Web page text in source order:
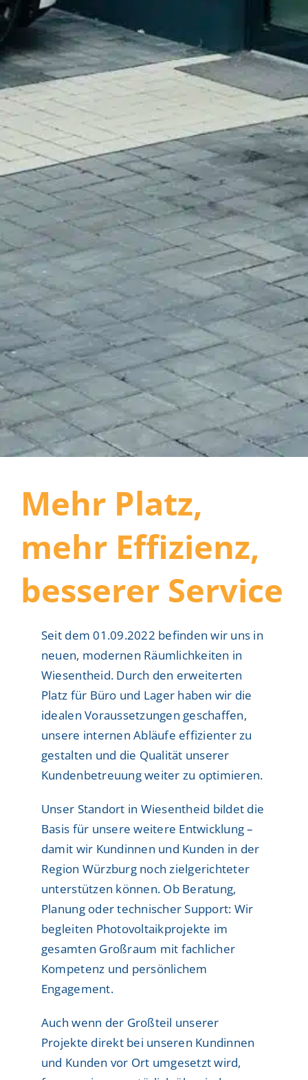
Mehr Platz,
mehr Effizienz,
besserer Service
Seit dem 01.09.2022 befinden wir uns in
neuen, modernen Räumlichkeiten in
Wiesentheid. Durch den erweiterten
Platz für Büro und Lager haben wir die
idealen Voraussetzungen geschaffen,
unsere internen Abläufe effizienter zu
gestalten und die Qualität unserer
Kundenbetreuung weiter zu optimieren.
Unser Standort in Wiesentheid bildet die
Basis für unsere weitere Entwicklung –
damit wir Kundinnen und Kunden in der
Region Würzburg noch zielgerichteter
unterstützen können. Ob Beratung,
Planung oder technischer Support: Wir
begleiten Photovoltaikprojekte im
gesamten Großraum mit fachlicher
Kompetenz und persönlichem
Engagement.
Auch wenn der Großteil unserer
Projekte direkt bei unseren Kundinnen
und Kunden vor Ort umgesetzt wird,